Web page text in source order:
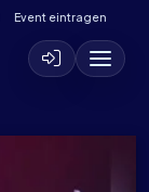
Event eintragen